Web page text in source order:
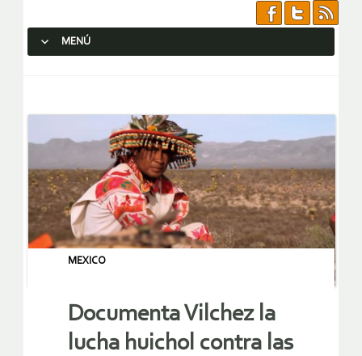
MENÚ
MEXICO
Documenta Vilchez la
lucha huichol contra las